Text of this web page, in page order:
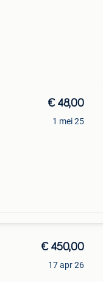
€ 48,00
1 mei 25
€ 450,00
17 apr 26